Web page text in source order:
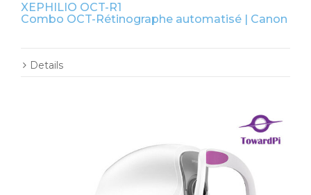
XEPHILIO OCT-R1
Combo OCT-Rétinographe automatisé | Canon
Details